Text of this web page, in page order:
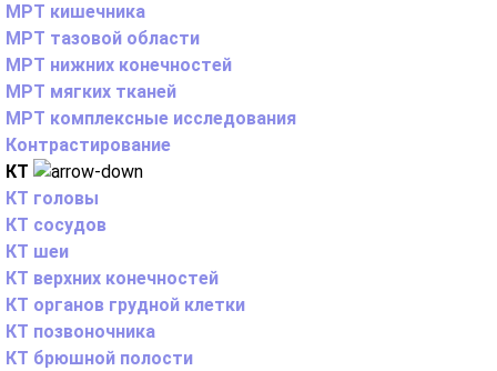
МРТ кишечника
МРТ тазовой области
МРТ нижних конечностей
МРТ мягких тканей
МРТ комплексные исследования
Контрастирование
КТ
КТ головы
КТ сосудов
КТ шеи
КТ верхних конечностей
КТ органов грудной клетки
КТ позвоночника
КТ брюшной полости